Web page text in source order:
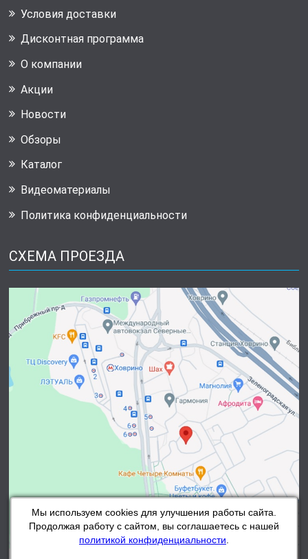
Мы используем cookies для улучшения работы сайта.
Продолжая работу с сайтом, вы соглашаетесь с нашей
политикой конфиденциальности
Условия доставки
Дисконтная программа
О компании
Акции
Новости
Обзоры
Каталог
Видеоматериалы
Политика конфиденциальности
СХЕМА ПРОЕЗДА